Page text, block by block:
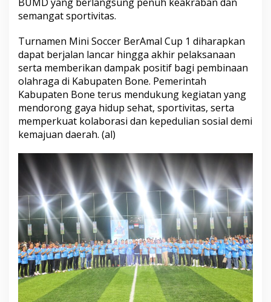
o
r
n
g
S
p
o
r
t
i
v
i
s
d
a
n
S
o
i
d
a
r
i
semangat sportivitas.
Turnamen Mini Soccer BerAmal Cup 1 diharapkan
dapat berjalan lancar hingga akhir pelaksanaan
serta memberikan dampak positif bagi pembinaan
olahraga di Kabupaten Bone. Pemerintah
Kabupaten Bone terus mendukung kegiatan yang
mendorong gaya hidup sehat, sportivitas, serta
memperkuat kolaborasi dan kepedulian sosial demi
kemajuan daerah. (al)